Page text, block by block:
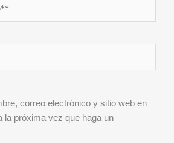
correo electrónico y sitio web en
la próxima vez que haga un